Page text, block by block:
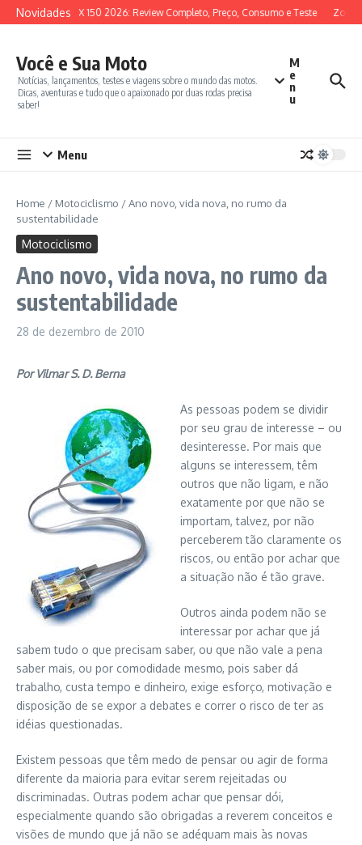
Ir para o conteúdo
Novidades
SYM ADX 150 2026: Review Completo, Preço, Consumo e Teste
Você e Sua Moto
Notícias, lançamentos, testes e viagens sobre o mundo das motos.
Dicas, aventuras e tudo que o apaixonado por duas rodas precisa
saber!
M
e
n
u
Menu
Home / Motociclismo /Ano novo, vida nova, no rumo da
sustentabilidade
Motociclismo
Ano novo, vida nova, no rumo da
sustentabilidade
28 de dezembro de 2010
Por Vilmar S. D. Berna
As pessoas podem se dividir
por seu grau de interesse – ou
desinteresse. Por mais que
alguns se interessem, têm
outros que não ligam, e não
exatamente por que não se
importam, talvez, por não
perceberem tão claramente os
riscos, ou então por achar que
a situação não é tão grave.
Outros ainda podem não se
interessar por achar que já
sabem tudo o que precisam saber, ou que não vale a pena
saber mais, ou por comodidade mesmo, pois saber dá
trabalho, custa tempo e dinheiro, exige esforço, motivação e
disposição de se expor a debates e correr o risco de ter as
idéias questionadas.
Existem pessoas que têm medo de pensar ou agir de forma
diferente da maioria para evitar serem rejeitadas ou
discriminadas. Outras podem achar que pensar dói,
especialmente quando são obrigadas a reverem conceitos e
visões de mundo que já não se adéquam mais às novas